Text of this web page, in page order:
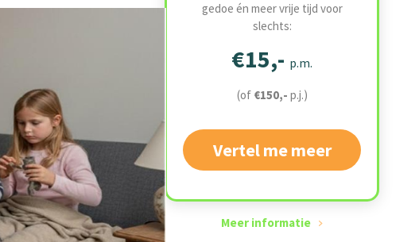
gedoe én meer vrije tijd voor
slechts:
€15,- p.m.
(of €150,- p.j.)
Vertel me meer
Meer informatie